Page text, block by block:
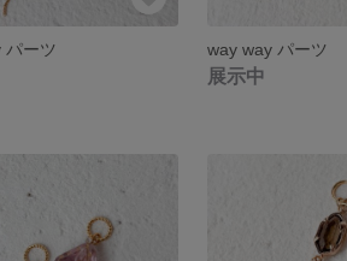
パーツ way way パーツ
展示中